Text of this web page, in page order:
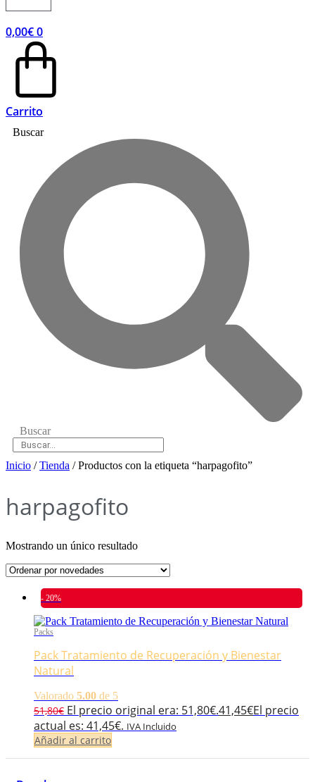
0,00€0
Carrito
Buscar
Buscar
Inicio /Tienda / Productos con la etiqueta “harpagofito”
harpagofito
Mostrando un único resultado
- 20%
Packs
Pack Tratamiento de Recuperación y Bienestar
Natural
Valorado 5.00 de 5
51,80€ El precio original era: 51,80€.41,45€El precio
actual es: 41,45€. IVA Incluido
Añadir al carrito